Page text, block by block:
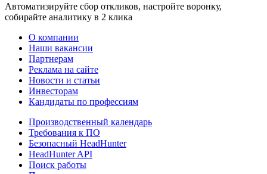
Автоматизируйте сбор откликов, настройте воронку,
собирайте аналитику в 2 клика
О компании
Наши вакансии
Партнерам
Реклама на сайте
Новости и статьи
Инвесторам
Кандидаты по профессиям
Производственный календарь
Требования к ПО
Безопасный HeadHunter
HeadHunter API
Поиск работы